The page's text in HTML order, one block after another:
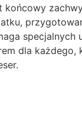
końcowy
specjalnych
dla